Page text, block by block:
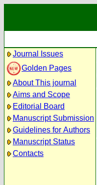
Journal Issues
Golden Pages
About This journal
Aims and Scope
Editorial Board
Manuscript Submission
Guidelines for Authors
Manuscript Status
Contacts